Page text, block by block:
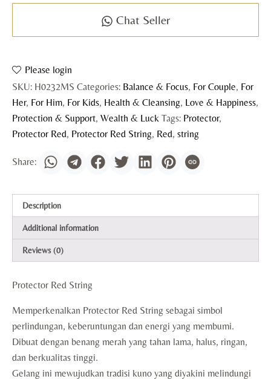
Chat Seller
Please login
SKU: H0232MS Categories: Balance & Focus, For Couple, For
Her, For Him, For Kids, Health & Cleansing, Love & Happiness,
Protection & Support, Wealth & Luck Tags: Protector,
Protector Red, Protector Red String, Red, string
Description
Additional information
Reviews (0)
Protector Red String
Memperkenalkan Protector Red String sebagai simbol
perlindungan, keberuntungan dan energi yang membumi.
Dibuat dengan benang merah yang tahan lama, halus, ringan,
dan berkualitas tinggi.
Gelang ini mewujudkan tradisi kuno yang diyakini melindungi